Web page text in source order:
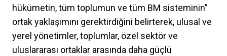
hükümetin, tüm toplumun ve tüm BM sisteminin”
ortak yaklaşımını gerektirdiğini belirterek, ulusal ve
yerel yönetimler, toplumlar, özel sektör ve
uluslararası ortaklar arasında daha güçlü